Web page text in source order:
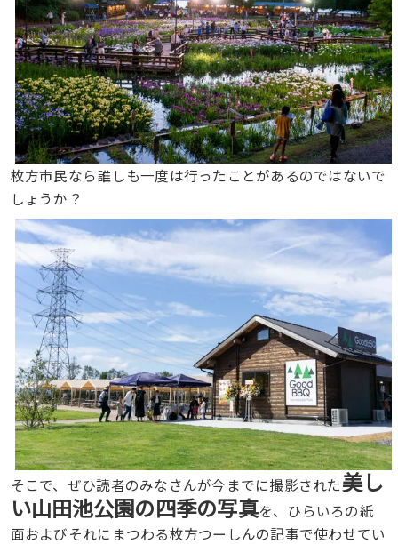
枚方市民なら誰しも一度は行ったことがあるのではないで
しょうか？
そこで、ぜひ読者のみなさんが今までに撮影された美し
い山田池公園の四季の写真を、ひらいろの紙
面およびそれにまつわる枚方つーしんの記事で使わせてい